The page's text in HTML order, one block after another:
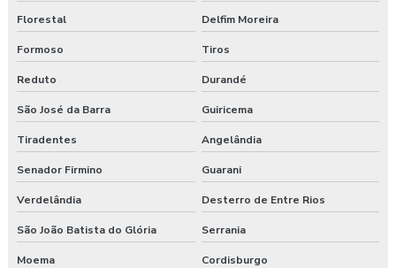
Florestal Delfim Moreira
Formoso Tiros
Reduto Durandé
São José da Barra Guiricema
Tiradentes Angelândia
Senador Firmino Guarani
Verdelândia Desterro de Entre Rios
São João Batista do Glória Serrania
Moema Cordisburgo